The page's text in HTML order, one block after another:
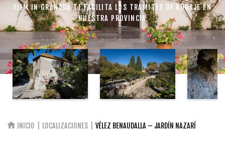
FILM IN GRANADA TE FACILITA LOS TRÁMITES DE RODAJE EN
NUESTRA PROVINCIA
INICIO LOCALIZACIONES VÉLEZ BENAUDALLA – JARDÍN NAZARÍ